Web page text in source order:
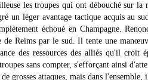
les troupes qui ont débouché sur la
un léger avantage tactique acquis au
échoué en Champagne.
de Reims par le sud. Il tente une
des ressources des alliés qu'il croit
sans compter, s'efforçant ainsi
grosses attaques, mais dans l'ensemble,